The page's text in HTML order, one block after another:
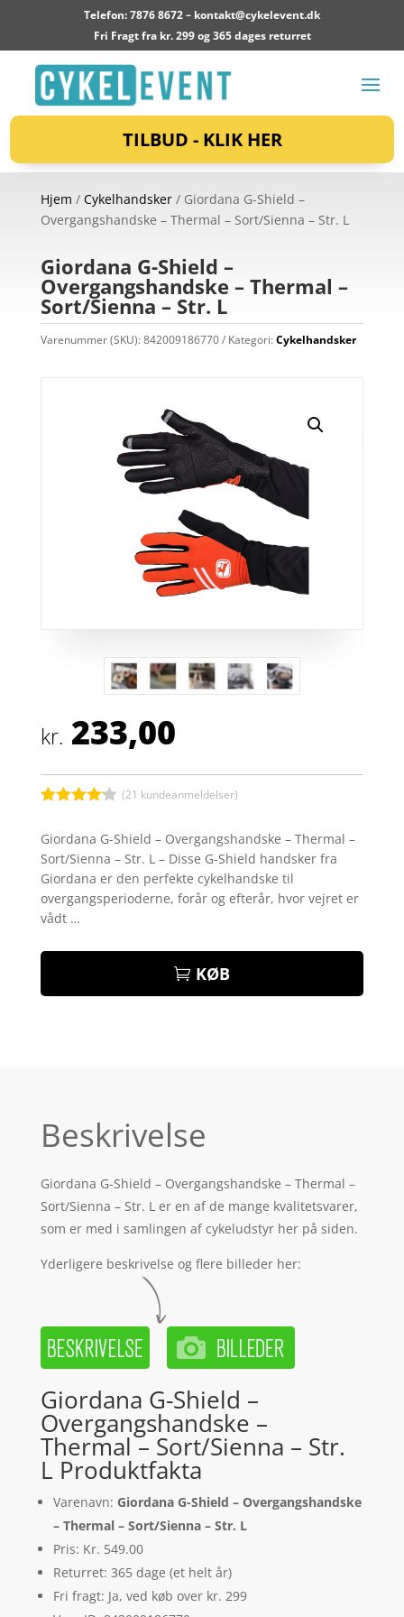
Telefon: 7876 8672 – kontakt@cykelevent.dk
Fri Fragt fra kr. 299 og 365 dages returret
TILBUD - KLIK HER
Hjem / Cykelhandsker/ Giordana G-Shield –
Overgangshandske – Thermal – Sort/Sienna – Str. L
Giordana G-Shield –
Overgangshandske – Thermal –
Sort/Sienna – Str. L
Varenummer (SKU):842009186770 Kategori:Cykelhandsker
kr. 233,00
ud af 5
baseret
på
kundebedø
mmelser
(21 kundeanmeldelser)
Giordana G-Shield – Overgangshandske – Thermal –
Sort/Sienna – Str. L – Disse G-Shield handsker fra
Giordana er den perfekte cykelhandske til
overgangsperioderne, forår og efterår, hvor vejret er
vådt …
KØB
Beskrivelse
Giordana G-Shield – Overgangshandske – Thermal –
Sort/Sienna – Str. L er en af de mange kvalitetsvarer,
som er med i samlingen af cykeludstyr her på siden.
Yderligere beskrivelse og flere billeder her:
Giordana G-Shield –
Overgangshandske –
Thermal – Sort/Sienna – Str.
L Produktfakta
Varenavn: Giordana G-Shield – Overgangshandske
– Thermal – Sort/Sienna – Str. L
Pris: Kr. 549.00
Returret: 365 dage (et helt år)
Fri fragt: Ja, ved køb over kr. 299